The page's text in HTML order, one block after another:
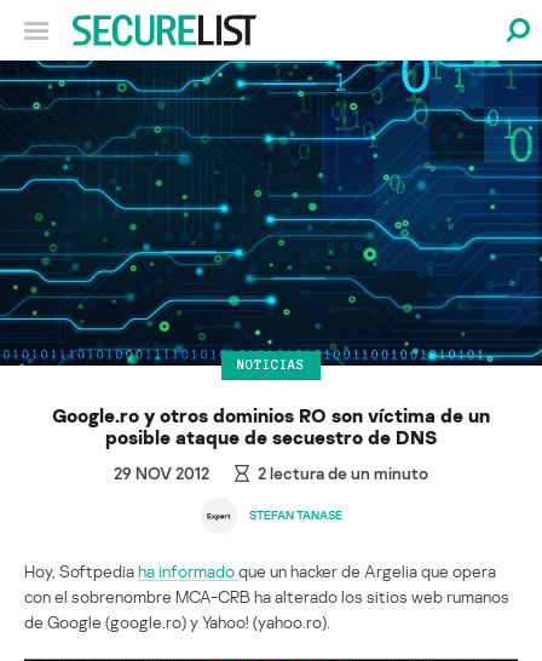
NOTICIAS
Google.ro y otros dominios RO son víctima de un
posible ataque de secuestro de DNS
29 NOV 2012 2lectura de un minuto
STEFAN TANASE
Hoy, Softpediaha informadoque un hacker de Argelia que opera
con el sobrenombre MCA-CRB ha alterado los sitios web rumanos
de Google (google.ro) y Yahoo! (yahoo.ro).